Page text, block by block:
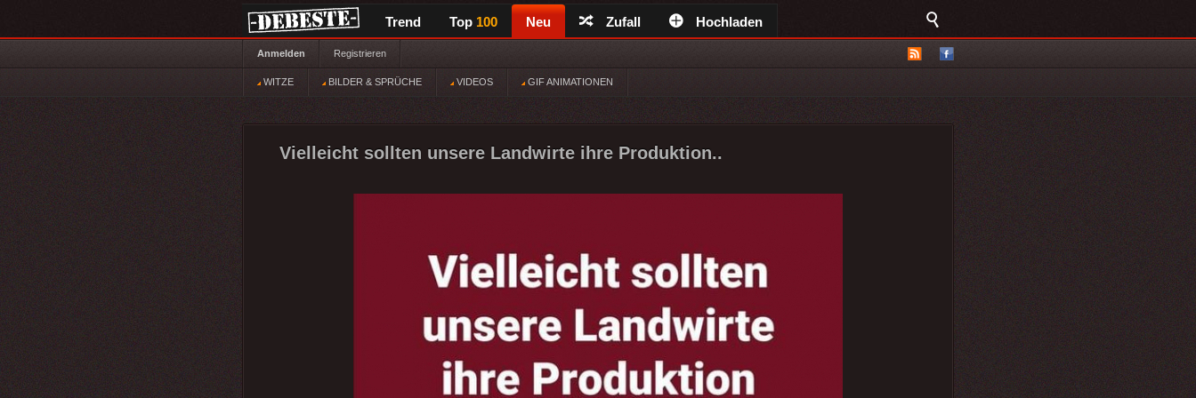
Trend Top 100 Neu Zufall Hochladen
Anmelden Registrieren
WITZE BILDER & SPRÜCHE VIDEOS GIF ANIMATIONEN
Vielleicht sollten unsere Landwirte ihre Produktion..